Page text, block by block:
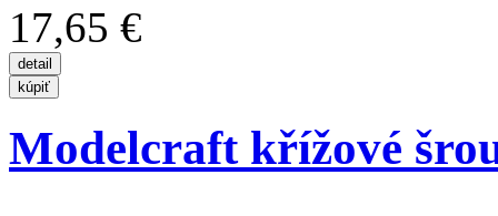
17,65 €
Modelcraft křížové